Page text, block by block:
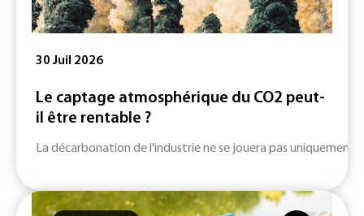
30 Juil 2026
Le captage atmosphérique du CO2 peut-
il être rentable ?
La décarbonation de l'industrie ne se jouera pas uniquement